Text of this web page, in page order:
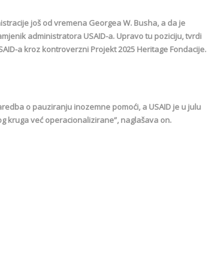
još od vremena Georgea W. Busha, a da je
administratora USAID-a. Upravo tu poziciju, tvrdi
a kroz kontroverzni Projekt 2025 Heritage Fondacije.
o pauziranju inozemne pomoći, a USAID je u julu
kruga već operacionalizirane”, naglašava on.